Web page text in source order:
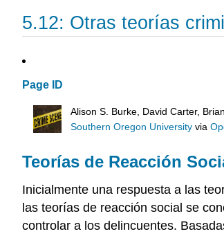
5.12: Otras teorías
Page ID
Alison S. Burke, David Carter,
Southern Oregon University via
Teorías de Reacción
Inicialmente una respuesta a las
las teorías de reacción social se
controlar a los delincuentes.